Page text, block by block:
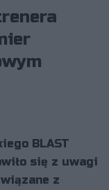
BLAST
się z uwagi
z